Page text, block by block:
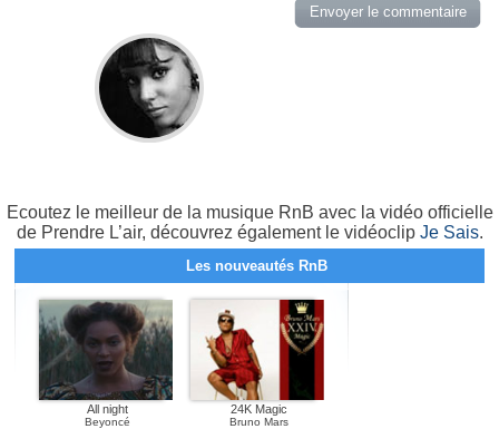
Ecoutez le meilleur de la musique RnB avec la vidéo officielle
de Prendre L’air, découvrez également le vidéoclip Je Sais.
Les nouveautés RnB
All night
Beyoncé
24K Magic
Bruno Mars